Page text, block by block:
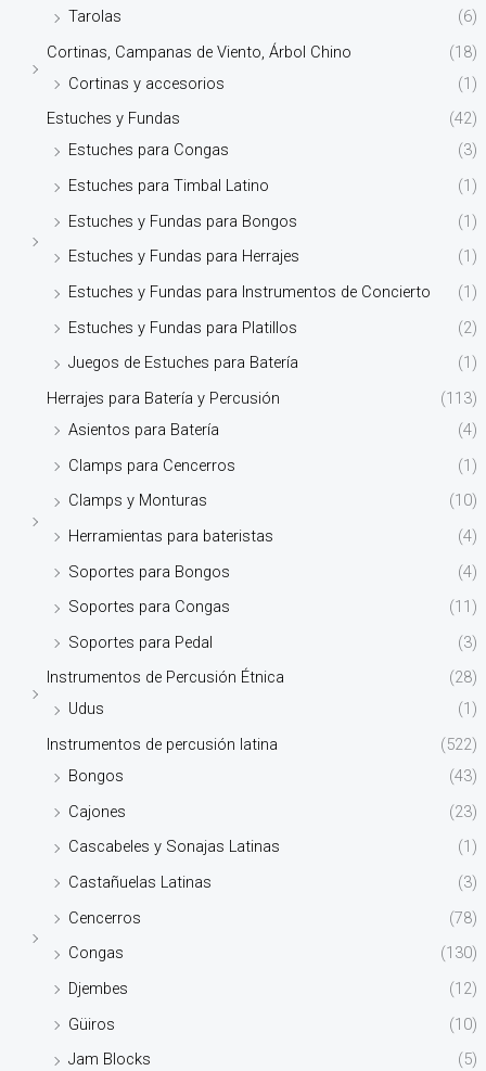
Tarolas
(6)
Cortinas, Campanas de Viento, Árbol Chino
(18)
Cortinas y accesorios
(1)
Estuches y Fundas
(42)
Estuches para Congas
(3)
Estuches para Timbal Latino
(1)
Estuches y Fundas para Bongos
(1)
Estuches y Fundas para Herrajes
(1)
Estuches y Fundas para Instrumentos de Concierto
(1)
Estuches y Fundas para Platillos
(2)
Juegos de Estuches para Batería
(1)
Herrajes para Batería y Percusión
(113)
Asientos para Batería
(4)
Clamps para Cencerros
(1)
Clamps y Monturas
(10)
Herramientas para bateristas
(4)
Soportes para Bongos
(4)
Soportes para Congas
(11)
Soportes para Pedal
(3)
Instrumentos de Percusión Étnica
(28)
Udus
(1)
Instrumentos de percusión latina
(522)
Bongos
(43)
Cajones
(23)
Cascabeles y Sonajas Latinas
(1)
Castañuelas Latinas
(3)
Cencerros
(78)
Congas
(130)
Djembes
(12)
Güiros
(10)
Jam Blocks
(5)